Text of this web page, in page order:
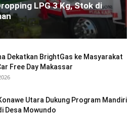
LPG 3 Kg, Stok di
Dekatkan BrightGas ke Masyarakat
Free Day Makassar
Utara Dukung Program Mandiri
Desa Mowundo